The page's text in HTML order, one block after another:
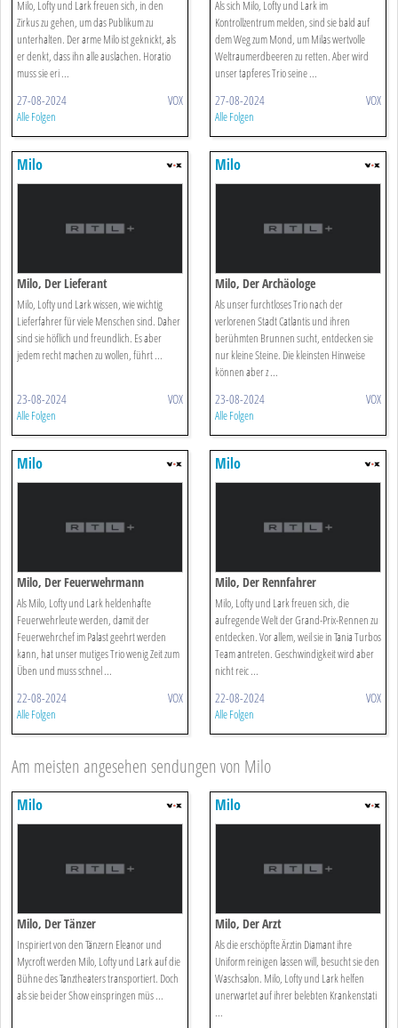
Milo, Lofty und Lark freuen sich, in den
Zirkus zu gehen, um das Publikum zu
unterhalten. Der arme Milo ist geknickt, als
er denkt, dass ihn alle auslachen. Horatio
muss sie eri ...
27-08-2024 VOX
Alle Folgen
Als sich Milo, Lofty und Lark im
Kontrollzentrum melden, sind sie bald auf
dem Weg zum Mond, um Milas wertvolle
Weltraumerdbeeren zu retten. Aber wird
unser tapferes Trio seine ...
27-08-2024 VOX
Alle Folgen
Milo
Milo, Der Lieferant
Milo, Lofty und Lark wissen, wie wichtig
Lieferfahrer für viele Menschen sind. Daher
sind sie höflich und freundlich. Es aber
jedem recht machen zu wollen, führt ...
23-08-2024 VOX
Alle Folgen
Milo
Milo, Der Archäologe
Als unser furchtloses Trio nach der
verlorenen Stadt Catlantis und ihren
berühmten Brunnen sucht, entdecken sie
nur kleine Steine. Die kleinsten Hinweise
können aber z ...
23-08-2024 VOX
Alle Folgen
Milo
Milo, Der Feuerwehrmann
Als Milo, Lofty und Lark heldenhafte
Feuerwehrleute werden, damit der
Feuerwehrchef im Palast geehrt werden
kann, hat unser mutiges Trio wenig Zeit zum
Üben und muss schnel ...
22-08-2024 VOX
Alle Folgen
Milo
Milo, Der Rennfahrer
Milo, Lofty und Lark freuen sich, die
aufregende Welt der Grand-Prix-Rennen zu
entdecken. Vor allem, weil sie in Tania Turbos
Team antreten. Geschwindigkeit wird aber
nicht reic ...
22-08-2024 VOX
Alle Folgen
Am meisten angesehen sendungen von Milo
Milo
Milo, Der Tänzer
Inspiriert von den Tänzern Eleanor und
Mycroft werden Milo, Lofty und Lark auf die
Bühne des Tanztheaters transportiert. Doch
als sie bei der Show einspringen müs ...
Milo
Milo, Der Arzt
Als die erschöpfte Ärztin Diamant ihre
Uniform reinigen lassen will, besucht sie den
Waschsalon. Milo, Lofty und Lark helfen
unerwartet auf ihrer belebten Krankenstati
...